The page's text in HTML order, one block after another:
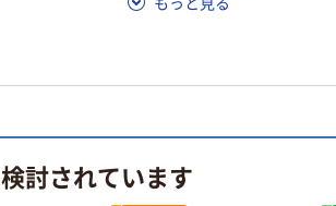
もっと見る
討されています